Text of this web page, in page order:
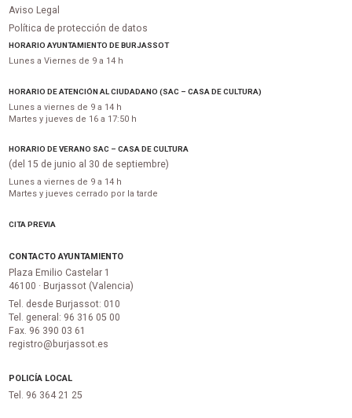
Aviso Legal
Política de protección de datos
HORARIO AYUNTAMIENTO DE BURJASSOT
Lunes a Viernes de 9 a 14 h
HORARIO DE ATENCIÓN AL CIUDADANO (SAC – CASA DE CULTURA)
Lunes a viernes de 9 a 14 h
Martes y jueves de 16 a 17:50 h
HORARIO DE VERANO SAC – CASA DE CULTURA
(del 15 de junio al 30 de septiembre)
Lunes a viernes de 9 a 14 h
Martes y jueves cerrado por la tarde
CITA PREVIA
CONTACTO AYUNTAMIENTO
Plaza Emilio Castelar 1
46100 · Burjassot (Valencia)
Tel. desde Burjassot: 010
Tel. general: 96 316 05 00
Fax. 96 390 03 61
registro@burjassot.es
POLICÍA LOCAL
Tel. 96 364 21 25